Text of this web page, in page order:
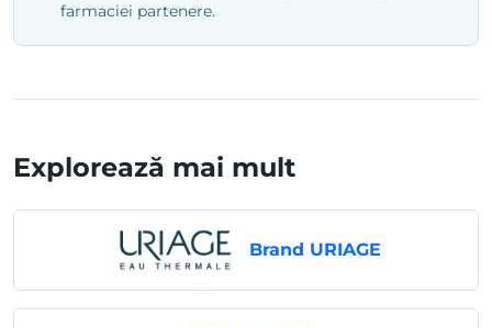
farmaciei partenere.
Explorează mai mult
Brand URIAGE